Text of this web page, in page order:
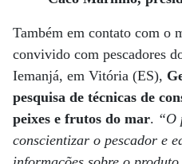
Também em contato com o
convivido com pescadores
Iemanjá, em Vitória (ES),
pesquisa de técnicas de
peixes e frutos do mar. “O
conscientizar o pescador e